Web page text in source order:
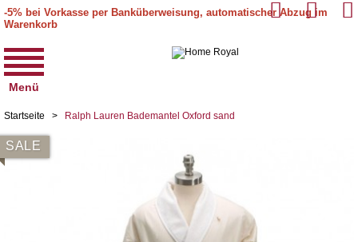
-5% bei Vorkasse per Banküberweisung, automatischer Abzug im
Warenkorb
Menü
Startseite > Ralph Lauren Bademantel Oxford sand
SALE